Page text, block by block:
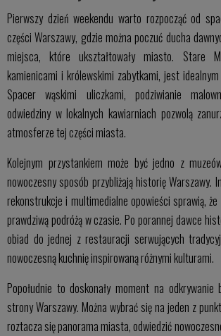
Pierwszy dzień weekendu warto rozpocząć od
części Warszawy, gdzie można poczuć ducha
miejsca, które ukształtowały miasto. Stare
kamienicami i królewskimi zabytkami, jest
Spacer wąskimi uliczkami, podziwianie
odwiedziny w lokalnych kawiarniach pozwolą
atmosferze tej części miasta.
Kolejnym przystankiem może być jedno z
nowoczesny sposób przybliżają historię Warszawy.
rekonstrukcje i multimedialne opowieści sprawią,
prawdziwą podróżą w czasie. Po porannej dawce
obiad do jednej z restauracji serwujących
nowoczesną kuchnię inspirowaną różnymi kulturami.
Popołudnie to doskonały moment na odkrywanie
strony Warszawy. Można wybrać się na jeden z
roztacza się panorama miasta, odwiedzić